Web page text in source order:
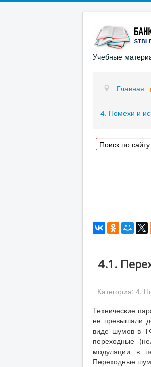
Учебные
Главная
4. Помехи и
4.1.
Категория: 4.
Технические
не превышали
виде шумов в
переходные
модуляции в
Переходные